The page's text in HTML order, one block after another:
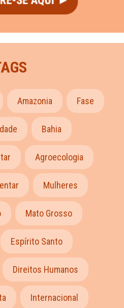
Amazonia Fase
Bahia
Agroecologia
Mulheres
Mato Grosso
Espírito Santo
Direitos Humanos
Internacional